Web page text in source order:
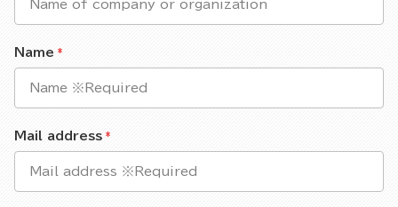
Name
Mail address